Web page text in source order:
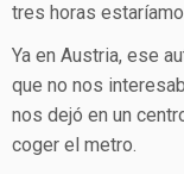
tres horas
Ya en Austria, ese
que no nos
nos dejó en un
coger el metro.